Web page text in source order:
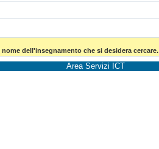
dell'insegnamento che si desidera cercare.
Area Servizi ICT